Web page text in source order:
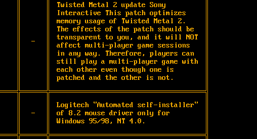
-
Twisted Metal 2 update Sony
Interactive This patch optimizes
memory usage of Twisted Metal 2.
The effects of the patch should be
transparent to you, and it will NOT
affect multi-player game sessions
in any way. Therefore, players can
still play a multi-player game with
each other even though one is
patched and the other is not.
-
Logitech "Automated self-installer"
of 8.2 mouse driver only for
Windows 95/98, NT 4.0.